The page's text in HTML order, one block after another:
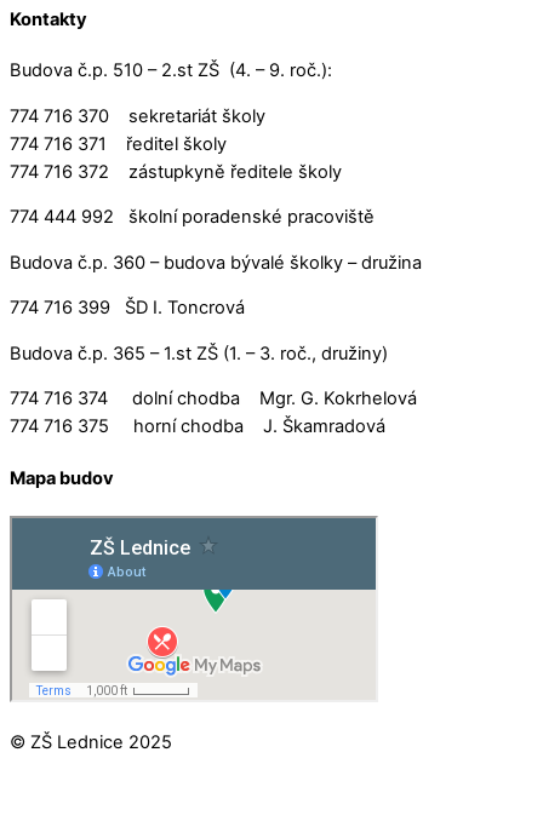
Kontakty
Budova č.p. 510 – 2.st ZŠ (4. – 9. roč.):
774 716 370 sekretariát školy
774 716 371 ředitel školy
774 716 372 zástupkyně ředitele školy
774 444 992 školní poradenské pracoviště
Budova č.p. 360 – budova bývalé školky – družina
774 716 399 ŠD I. Toncrová
Budova č.p. 365 – 1.st ZŠ (1. – 3. roč., družiny)
774 716 374 dolní chodba Mgr. G. Kokrhelová
774 716 375 horní chodba J. Škamradová
Mapa budov
© ZŠ Lednice 2025